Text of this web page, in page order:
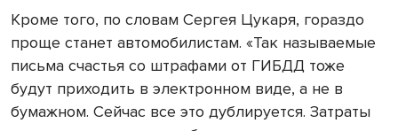
Кроме того, по словам Сергея Цукаря, гораздо
проще станет автомобилистам. «Так называемые
письма счастья со штрафами от ГИБДД тоже
будут приходить в электронном виде, а не в
бумажном. Сейчас все это дублируется. Затраты